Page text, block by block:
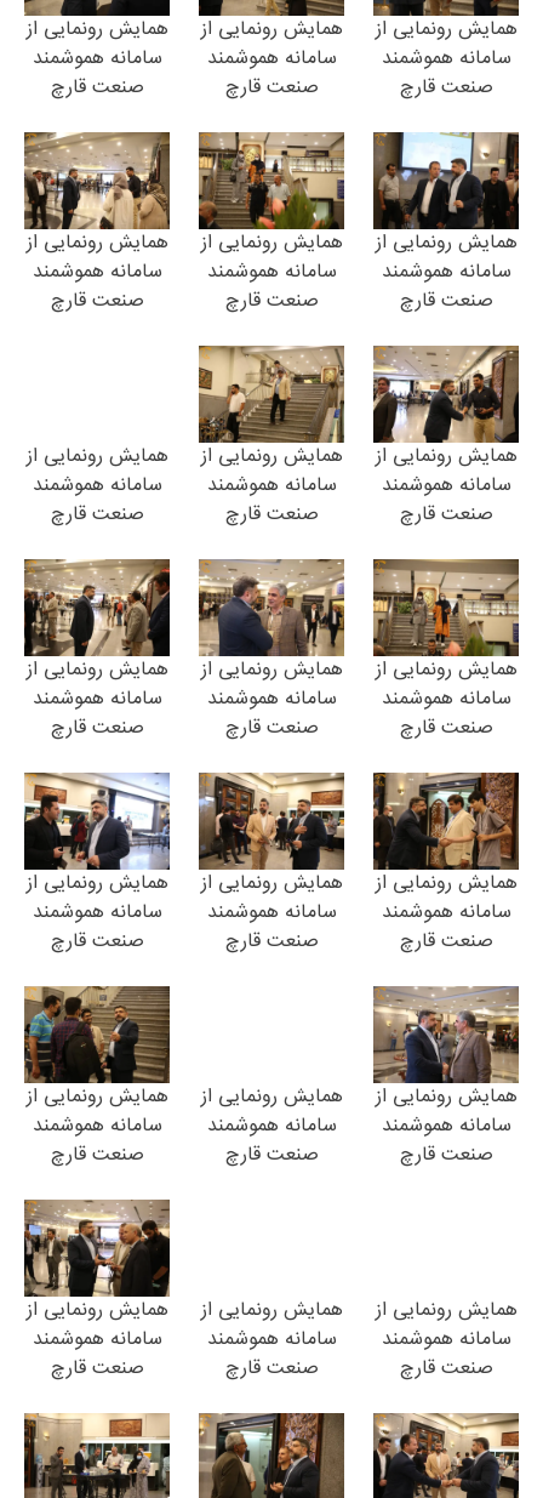
همایش رونمایی از
سامانه هموشمند
صنعت قارچ
همایش رونمایی از
سامانه هموشمند
صنعت قارچ
همایش رونمایی از
سامانه هموشمند
صنعت قارچ
همایش رونمایی از
سامانه هموشمند
صنعت قارچ
همایش رونمایی از
سامانه هموشمند
صنعت قارچ
همایش رونمایی از
سامانه هموشمند
صنعت قارچ
همایش رونمایی از
سامانه هموشمند
صنعت قارچ
همایش رونمایی از
سامانه هموشمند
صنعت قارچ
همایش رونمایی از
سامانه هموشمند
صنعت قارچ
همایش رونمایی از
سامانه هموشمند
صنعت قارچ
همایش رونمایی از
سامانه هموشمند
صنعت قارچ
همایش رونمایی از
سامانه هموشمند
صنعت قارچ
همایش رونمایی از
سامانه هموشمند
صنعت قارچ
همایش رونمایی از
سامانه هموشمند
صنعت قارچ
همایش رونمایی از
سامانه هموشمند
صنعت قارچ
همایش رونمایی از
سامانه هموشمند
صنعت قارچ
همایش رونمایی از
سامانه هموشمند
صنعت قارچ
همایش رونمایی از
سامانه هموشمند
صنعت قارچ
همایش رونمایی از
سامانه هموشمند
صنعت قارچ
همایش رونمایی از
سامانه هموشمند
صنعت قارچ
همایش رونمایی از
سامانه هموشمند
صنعت قارچ